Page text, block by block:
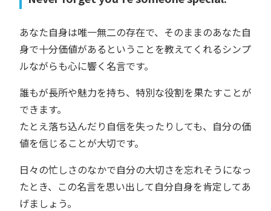
あなた自身は唯一無二の存在で、そのままのあなた自
身で十分価値があるということを教えてくれるシンプ
ルながらも心に響く名言です。
誰もが長所や魅力を持ち、特別な役割を果たすことが
できます。
たとえ落ち込んだり自信を失ったりしても、自分の価
値を信じることが大切です。
日々の忙しさのなかで自分の大切さを忘れそうになっ
たとき、この名言を思い出して自分自身を肯定してあ
げましょう。